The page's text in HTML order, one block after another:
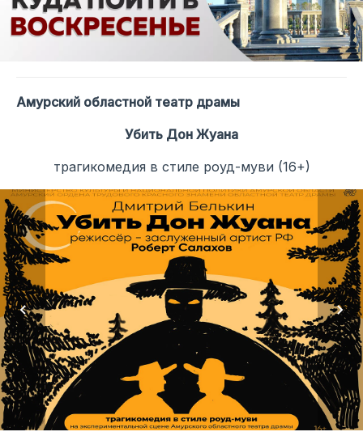
Амурский областной театр драмы
Убить Дон Жуана
трагикомедия в стиле роуд-муви (16+)